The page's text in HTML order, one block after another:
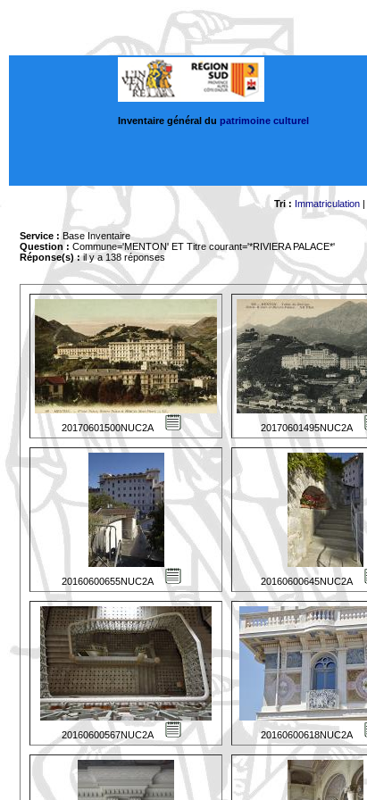
Inventaire général du patrimoine culturel
Tri : Immatriculation|
Service : Base Inventaire
Question : Commune='MENTON' ET Titre courant='*RIVIERA PALACE*'
Réponse(s) :il y a 138 réponses
20170601500NUC2A 20170601495NUC2A
20160600655NUC2A 20160600645NUC2A
20160600567NUC2A 20160600618NUC2A